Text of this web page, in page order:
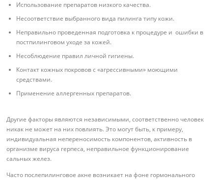
Использование препаратов низкого качества.
Несоответствие выбранного вида пилинга типу кожи.
Неправильно проведенная подготовка к процедуре и ошибки в
постпилинговом уходе за кожей.
Несоблюдение правил личной гигиены.
Контакт кожных покровов с «агрессивными» моющими
средствами.
Применение аллергенных препаратов.
Другие факторы являются независимыми, соответственно человек
никак не может на них повлиять. Это могут быть, к примеру,
индивидуальная непереносимость компонентов, активность в
организме вируса герпеса, неправильное функционирование
сальных желез.
Часто послепилинговое акне возникает на фоне гормонального